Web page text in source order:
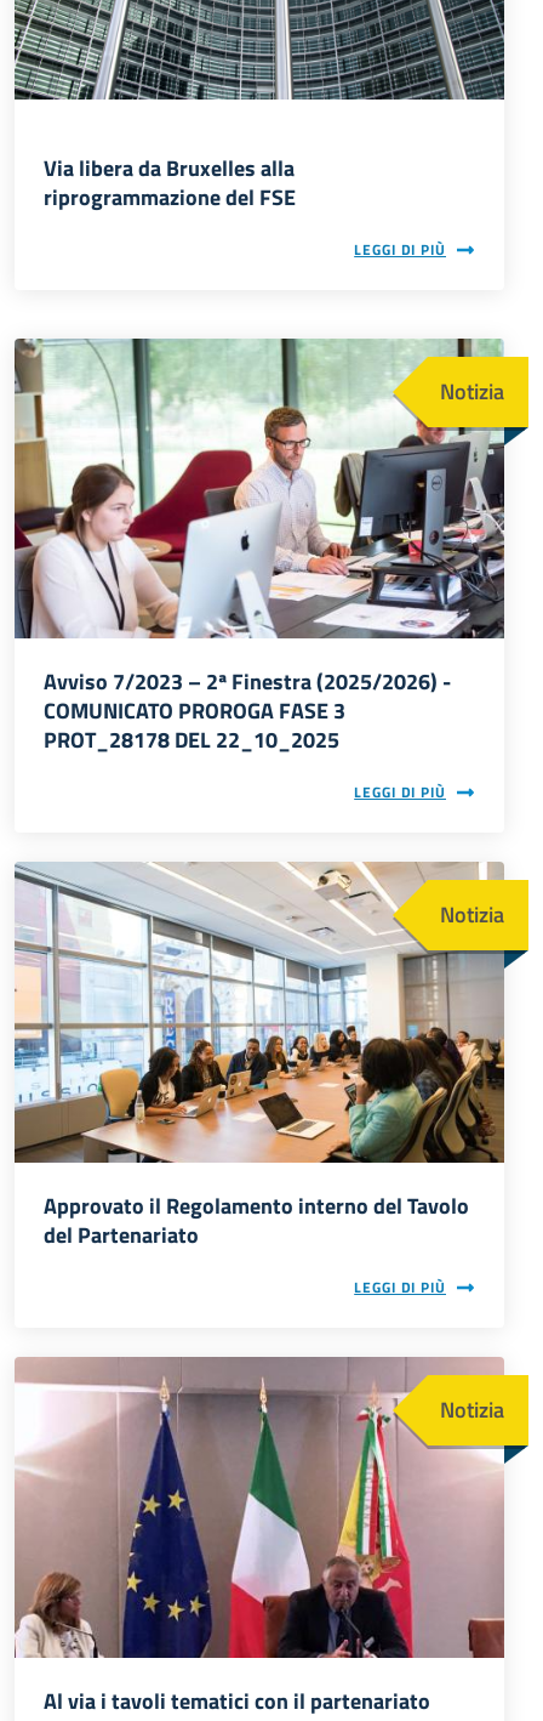
Via libera da Bruxelles alla
riprogrammazione del FSE
LEGGI DI PIÙ
Immagine
Notizia
Avviso 7/2023 – 2ª Finestra (2025/2026) -
COMUNICATO PROROGA FASE 3
PROT_28178 DEL 22_10_2025
LEGGI DI PIÙ
Immagine
Notizia
Approvato il Regolamento interno del Tavolo
del Partenariato
LEGGI DI PIÙ
Notizia
Al via i tavoli tematici con il partenariato